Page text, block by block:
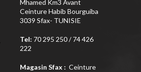
Mhamed Km3 Avant
Ceinture Habib Bourguiba
3039 Sfax- TUNISIE
Tel: 70 295 250 / 74 426
222
Magasin Sfax : Ceinture